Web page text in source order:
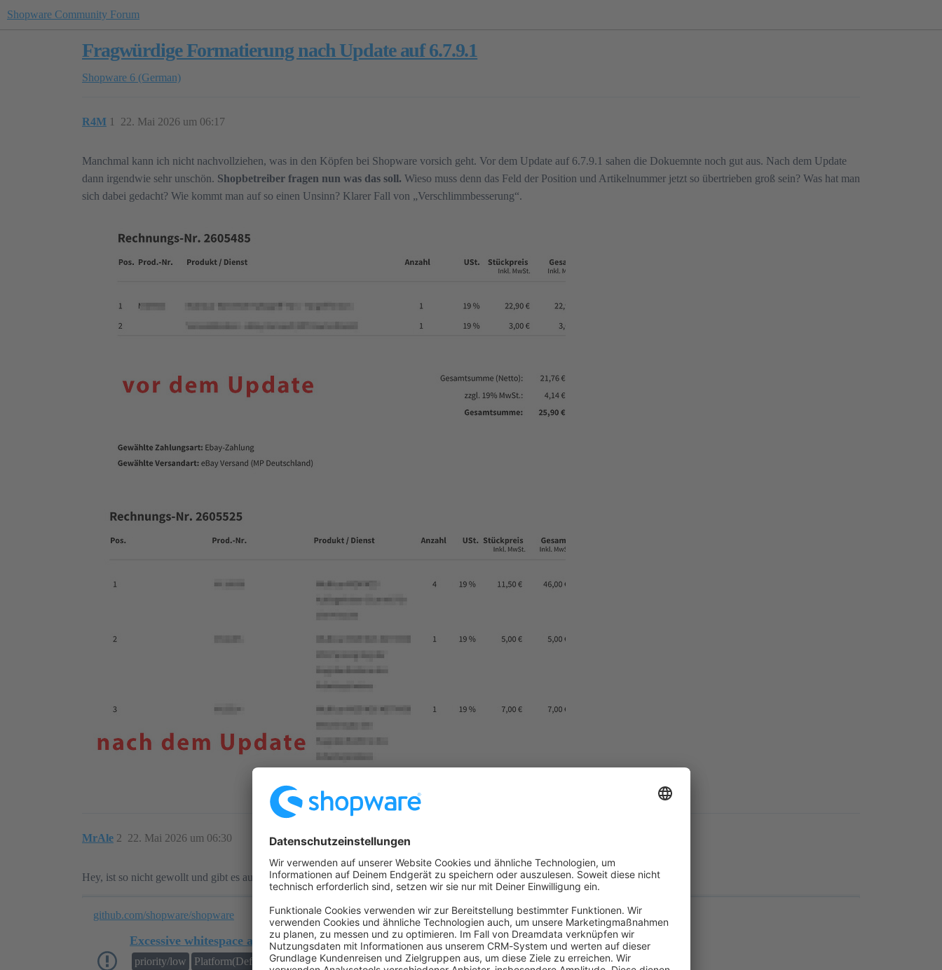
Shopware Community Forum
Fragwürdige Formatierung nach Update auf 6.7.9.1
Shopware 6 (German)
R4M 22. Mai 2026 um 06:17
1
Manchmal kann ich nicht nachvollziehen, was in den Köpfen bei Shopware vorsich geht. Vor dem Update auf 6.7.9.1 sahen die Dokuemnte noch gut aus. Nach dem Update
dann irgendwie sehr unschön. Shopbetreiber fragen nun was das soll. Wieso muss denn das Feld der Position und Artikelnummer jetzt so übertrieben groß sein? Was hat man
sich dabei gedacht? Wie kommt man auf so einen Unsinn? Klarer Fall von „Verschlimmbesserung“.
MrAle 22. Mai 2026 um 06:30
2
Hey, ist so nicht gewollt und gibt es auch schon ein Fix für:
github.com/shopware/shopware
Excessive whitespace after position number in delivery note
priority/low Platform(Default) domain/crm-after-sales customer-support